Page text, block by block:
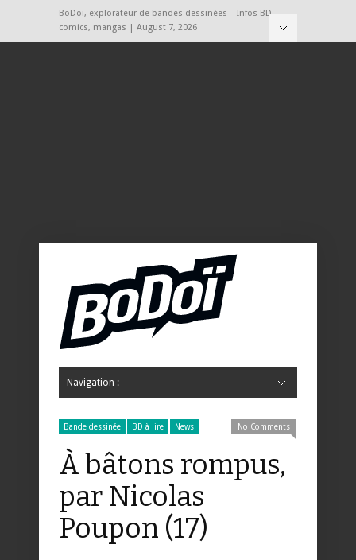
BoDoï, explorateur de bandes dessinées – Infos BD,
comics, mangas | August 7, 2026
Navigation :
Bande dessinée BD à lire News No Comments
À bâtons rompus,
par Nicolas
Poupon (17)